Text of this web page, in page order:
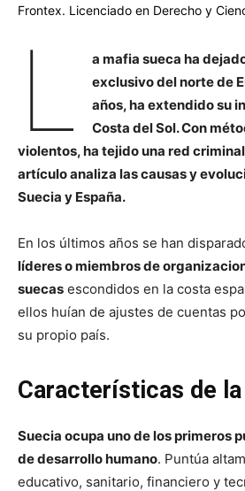
Frontex. Licenciado en Derecho y
L
a mafia sueca ha
exclusivo del norte de
años, ha extendido su
Costa del Sol. Con
violentos, ha tejido una red
artículo analiza las causas y
Suecia y España.
En los últimos años se han
líderes o miembros de
suecas escondidos en la costa
ellos huían de ajustes de cuentas
su propio país.
Características de
Suecia ocupa uno de los primeros
de desarrollo humano. Puntúa
educativo, sanitario, financiero y